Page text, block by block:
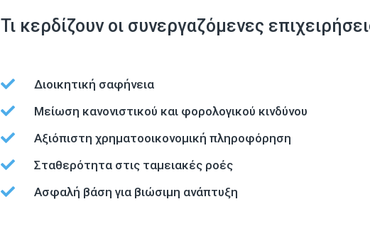
Τι κερδίζουν οι συνεργαζόμενες
 Διοικητική σαφήνεια
 Μείωση κανονιστικού και φορολογικού κινδύνου
 Αξιόπιστη χρηματοοικονομική πληροφόρηση
 Σταθερότητα στις ταμειακές ροές
 Ασφαλή βάση για βιώσιμη ανάπτυξη